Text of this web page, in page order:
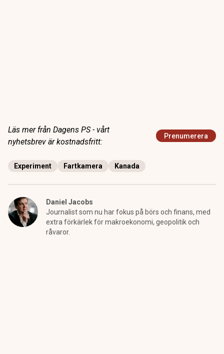
Läs mer från Dagens PS - vårt
nyhetsbrev är kostnadsfritt:
Prenumerera
Experiment Fartkamera Kanada
Daniel Jacobs
Journalist som nu har fokus på börs och finans, med
extra förkärlek för makroekonomi, geopolitik och
råvaror.